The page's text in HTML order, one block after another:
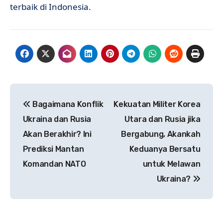
terbaik di Indonesia.
pos
Bagaimana Konflik
Ukraina dan Rusia
Akan Berakhir? Ini
Prediksi Mantan
Komandan NATO
Kekuatan Militer Korea
Utara dan Rusia jika
Bergabung, Akankah
Keduanya Bersatu
untuk Melawan
Ukraina?